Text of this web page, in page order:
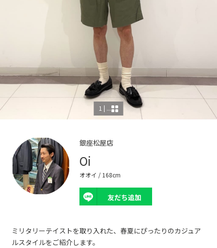
1 | ...
銀座松屋店
Oi
オオイ / 168cm
友だち追加
ミリタリーテイストを取り入れた、春夏にぴったりのカジュア
ルスタイルをご紹介します。